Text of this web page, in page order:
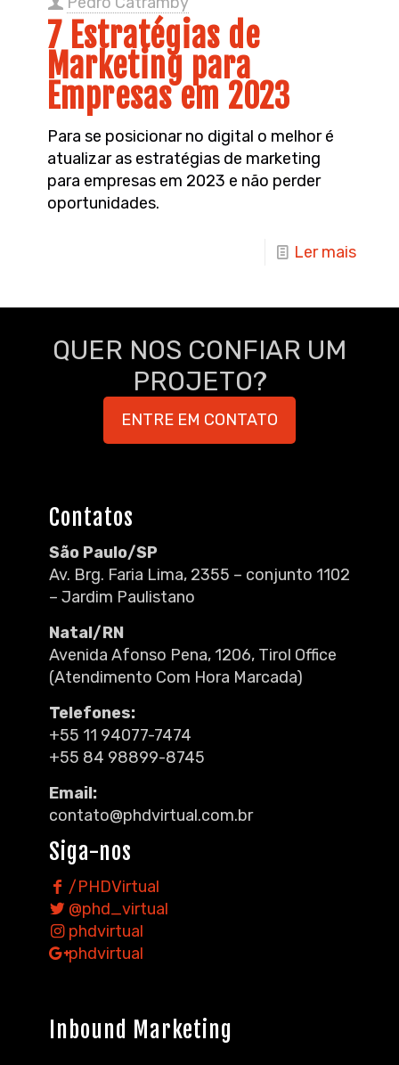
7 Estratégias de
Marketing para
Empresas em 2023
Para se posicionar no digital o melhor é
atualizar as estratégias de marketing
para empresas em 2023 e não perder
oportunidades.
Ler mais
QUER NOS CONFIAR UM
PROJETO?
ENTRE EM CONTATO
Contatos
São Paulo/SP
Av. Brg. Faria Lima, 2355 – conjunto 1102
– Jardim Paulistano
Natal/RN
Avenida Afonso Pena, 1206, Tirol Office
(Atendimento Com Hora Marcada)
Telefones:
+55 11 94077-7474
+55 84 98899-8745
Email:
contato@phdvirtual.com.br
Siga-nos
/PHDVirtual
@phd_virtual
phdvirtual
phdvirtual
Inbound Marketing